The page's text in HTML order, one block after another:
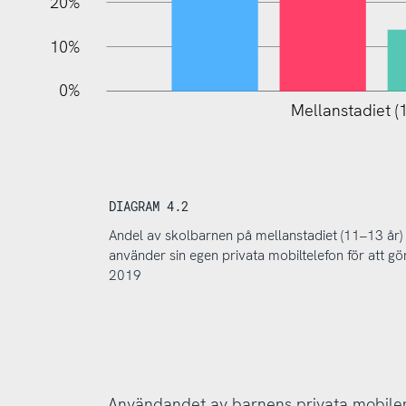
10%
0%
Mellanstadiet
DIAGRAM 4.2
Andel av skolbarnen på mellanstadiet (11–13
använder sin egen privata mobiltelefon för att
2019